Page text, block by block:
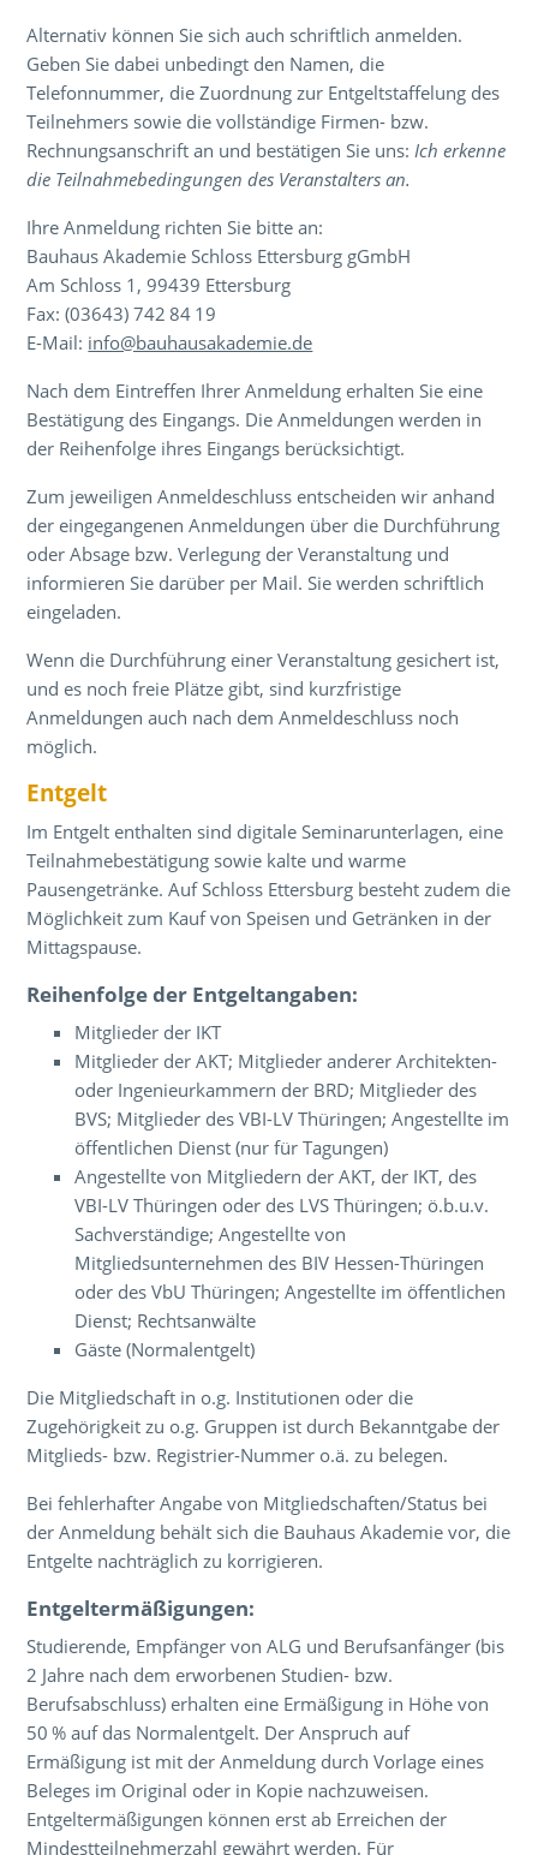
Alternativ können Sie sich auch schriftlich anmelden.
Geben Sie dabei unbedingt den Namen, die
Telefonnummer, die Zuordnung zur Entgeltstaffelung des
Teilnehmers sowie die vollständige Firmen- bzw.
Rechnungsanschrift an und bestätigen Sie uns: Ich erkenne
die Teilnahmebedingungen des Veranstalters an.
Ihre Anmeldung richten Sie bitte an:
Bauhaus Akademie Schloss Etters­burg gGmbH
Am Schloss 1, 99439 Ettersburg
Fax: (03643) 742 84 19
E-Mail: info@bauhausakademie.de
Nach dem Eintreffen Ihrer Anmeldung erhalten Sie eine
Bestätigung des Eingangs. Die Anmeldungen werden in
der Reihenfolge ihres Eingangs berücksichtigt.
Zum jeweiligen Anmeldeschluss entscheiden wir anhand
der eingegangenen Anmeldungen über die Durchführung
oder Absage bzw. Verlegung der Veranstaltung und
informieren Sie darüber per Mail. Sie werden schriftlich
eingeladen.
Wenn die Durchführung einer Veranstaltung gesichert ist,
und es noch freie Plätze gibt, sind kurzfristige
Anmeldungen auch nach dem Anmeldeschluss noch
möglich.
Entgelt
Im Entgelt enthalten sind digitale Seminarunterlagen, eine
Teilnahmebestätigung sowie kalte und warme
Pausengetränke. Auf Schloss Ettersburg besteht zudem die
Möglichkeit zum Kauf von Speisen und Getränken in der
Mittagspause.
Reihenfolge der Entgeltangaben:
Mitglieder der IKT
Mitglieder der AKT; Mitglieder anderer Architekten-
oder Ingenieurkammern der BRD; Mitglieder des
BVS; Mitglieder des VBI-LV Thüringen; Angestellte im
öffentlichen Dienst (nur für Tagungen)
Angestellte von Mitgliedern der AKT, der IKT, des
VBI-LV Thüringen oder des LVS Thüringen; ö.b.u.v.
Sachverständige; Angestellte von
Mitgliedsunternehmen des BIV Hessen-Thüringen
oder des VbU Thüringen; Angestellte im öffentlichen
Dienst; Rechtsanwälte
Gäste (Normalentgelt)
Die Mitgliedschaft in o.g. Institutionen oder die
Zugehörigkeit zu o.g. Gruppen ist durch Bekanntgabe der
Mitglieds- bzw. Registrier-Nummer o.ä. zu belegen.
Bei fehlerhafter Angabe von Mitgliedschaften/Status bei
der Anmeldung behält sich die Bauhaus Akademie vor, die
Entgelte nachträglich zu korrigieren.
Entgeltermäßigungen:
Studierende, Empfänger von ALG und Berufsanfänger (bis
2 Jahre nach dem erworbenen Studien- bzw.
Berufsabschluss) erhalten eine Ermäßigung in Höhe von
50 % auf das Normalentgelt. Der Anspruch auf
Ermäßigung ist mit der Anmeldung durch Vorlage eines
Beleges im Original oder in Kopie nachzuweisen.
Entgeltermäßigungen können erst ab Erreichen der
Mindestteilnehmerzahl gewährt werden. Für